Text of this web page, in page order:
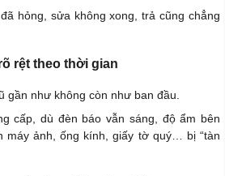
hỏng, sửa không xong, trả cũng chẳng
rệt theo thời gian
gần như không còn như ban đầu.
cấp, dù đèn báo vẫn sáng, độ ẩm bên
máy ảnh, ống kính, giấy tờ quý… bị “tàn